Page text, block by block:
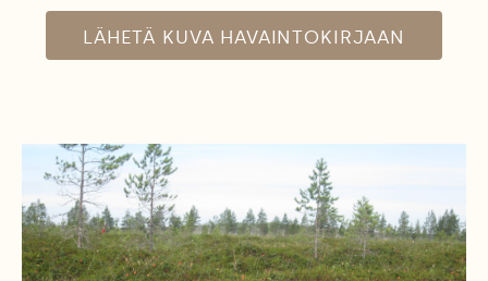
LÄHETÄ KUVA HAVAINTOKIRJAAN